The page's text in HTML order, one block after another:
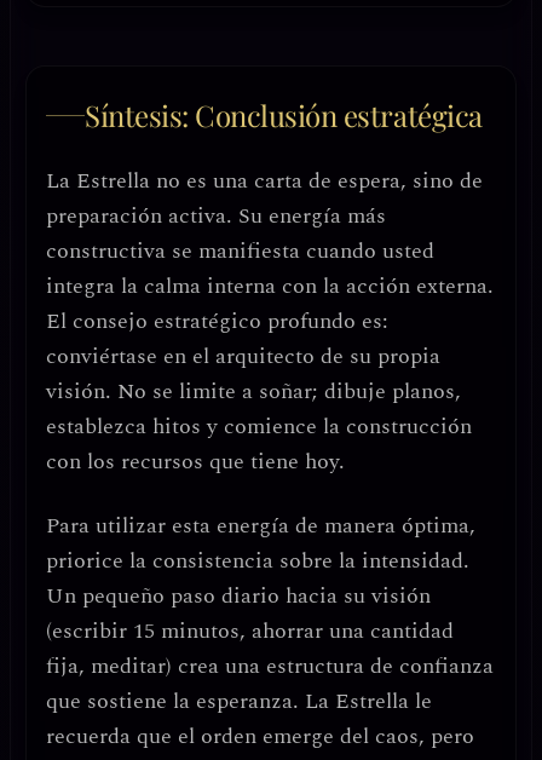
Síntesis: Conclusión estratégica
La Estrella no es una carta de espera, sino de
preparación activa. Su energía más
constructiva se manifiesta cuando usted
integra la calma interna con la acción externa.
El consejo estratégico profundo es:
conviértase en el arquitecto de su propia
visión. No se limite a soñar; dibuje planos,
establezca hitos y comience la construcción
con los recursos que tiene hoy.
Para utilizar esta energía de manera óptima,
priorice la consistencia sobre la intensidad.
Un pequeño paso diario hacia su visión
(escribir 15 minutos, ahorrar una cantidad
fija, meditar) crea una estructura de confianza
que sostiene la esperanza. La Estrella le
recuerda que el orden emerge del caos, pero